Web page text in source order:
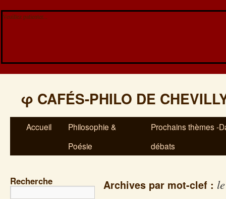
Veuillez patienter...
φ CAFÉS-PHILO DE
Accueil
Philosophie &
Poésie
Prochains thèmes -
débats
Recherche Archives par mot-clef :